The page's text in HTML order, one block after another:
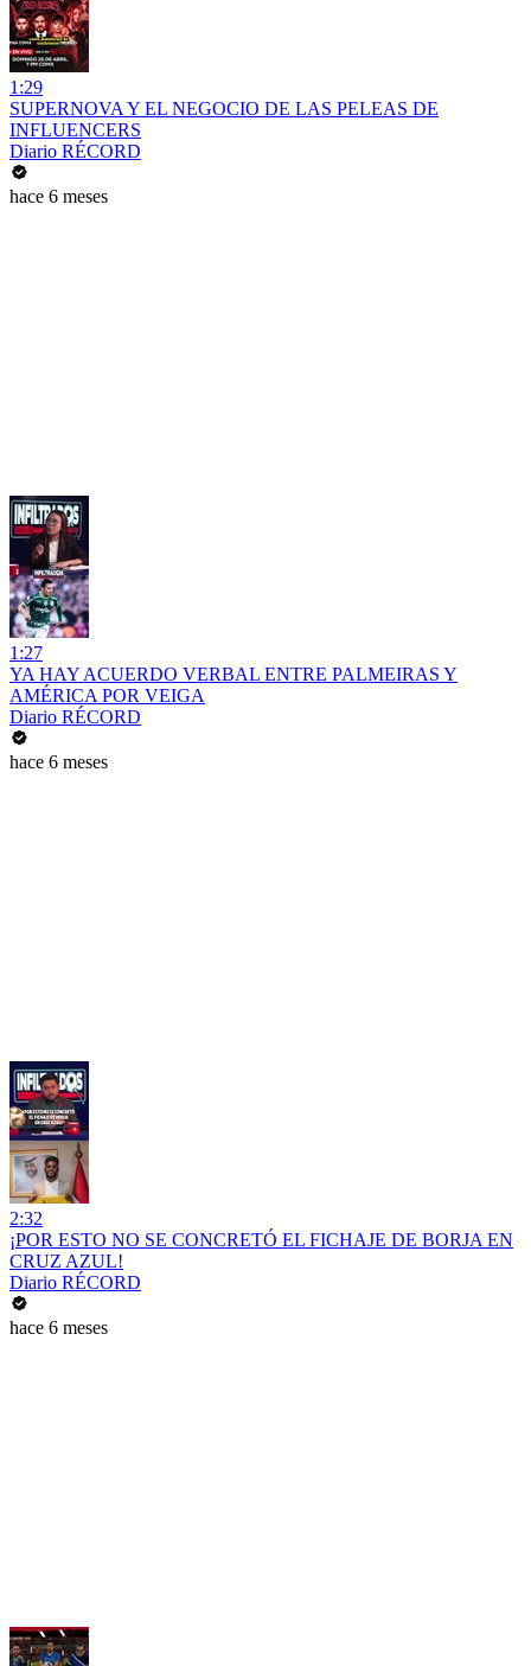
1:29
SUPERNOVA Y EL NEGOCIO DE LAS PELEAS DE
INFLUENCERS
Diario RÉCORD
hace 6 meses
1:27
YA HAY ACUERDO VERBAL ENTRE PALMEIRAS Y
AMÉRICA POR VEIGA
Diario RÉCORD
hace 6 meses
2:32
¡POR ESTO NO SE CONCRETÓ EL FICHAJE DE BORJA EN
CRUZ AZUL!
Diario RÉCORD
hace 6 meses